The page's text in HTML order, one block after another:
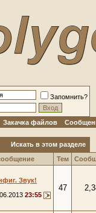
Запомнить?
Закачка файлов
Искать в этом разделе
Тем
Звук!
23:55
47